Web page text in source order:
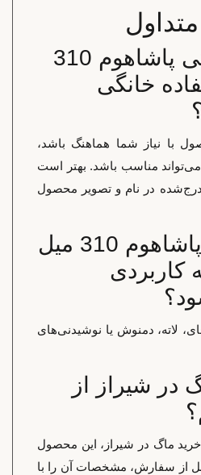
آیا ماگ وارداتی پاشاهوم 310
خانگی
با نیاز شما هماهنگ باشد،
مناسب باشد. بهتر است
در نام و تصویر محصول
ماگ وارداتی پاشاهوم 310 میل
کاربردی
لاته، دمنوش یا نوشیدنی‌های
شیراز از
ماگ در شیراز، این محصول
از سفارش، مشخصات آن را با